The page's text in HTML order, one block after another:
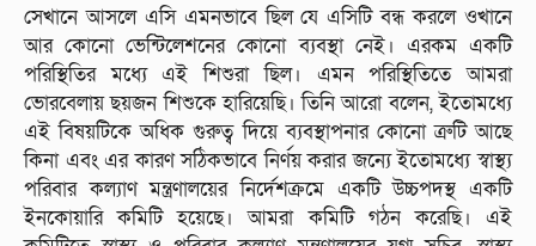
সেখানে আসলে এসি এমনভাবে ছিল যে এসিটি বন্ধ করলে ওখানে
আর কোনো ভেন্টিলেশনের কোনো ব্যবস্থা নেই। এরকম একটি
পরিস্থিতির মধ্যে এই শিশুরা ছিল। এমন পরিস্থিতিতে আমরা
ভোরবেলায় ছয়জন শিশুকে হারিয়েছি। তিনি আরো বলেন, ইতোমধ্যে
এই বিষয়টিকে অধিক গুরুত্ব দিয়ে ব্যবস্থাপনার কোনো ত্রুটি আছে
কিনা এবং এর কারণ সঠিকভাবে নির্ণয় করার জন্যে ইতোমধ্যে স্বাস্থ্য
পরিবার কল্যাণ মন্ত্রণালয়ের নির্দেশক্রমে একটি উচ্চপদস্থ একটি
ইনকোয়ারি কমিটি হয়েছে। আমরা কমিটি গঠন করেছি। এই